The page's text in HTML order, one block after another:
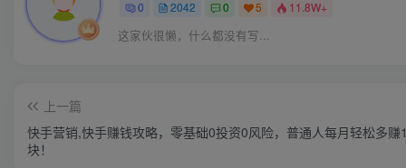
0 2042 0 5 11.8W+
这家伙很懒，什么都没有写...
上一篇
快手营销,快手赚钱攻略，零基础0投资0风险，普通人每月轻松多赚
块！